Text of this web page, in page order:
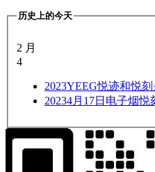
历史上的今天
2 月
4
2023YEEG悦迹和悦
20234月17日电子烟